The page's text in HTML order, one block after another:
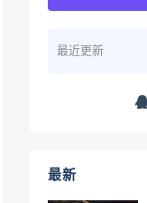
最近更新
最新